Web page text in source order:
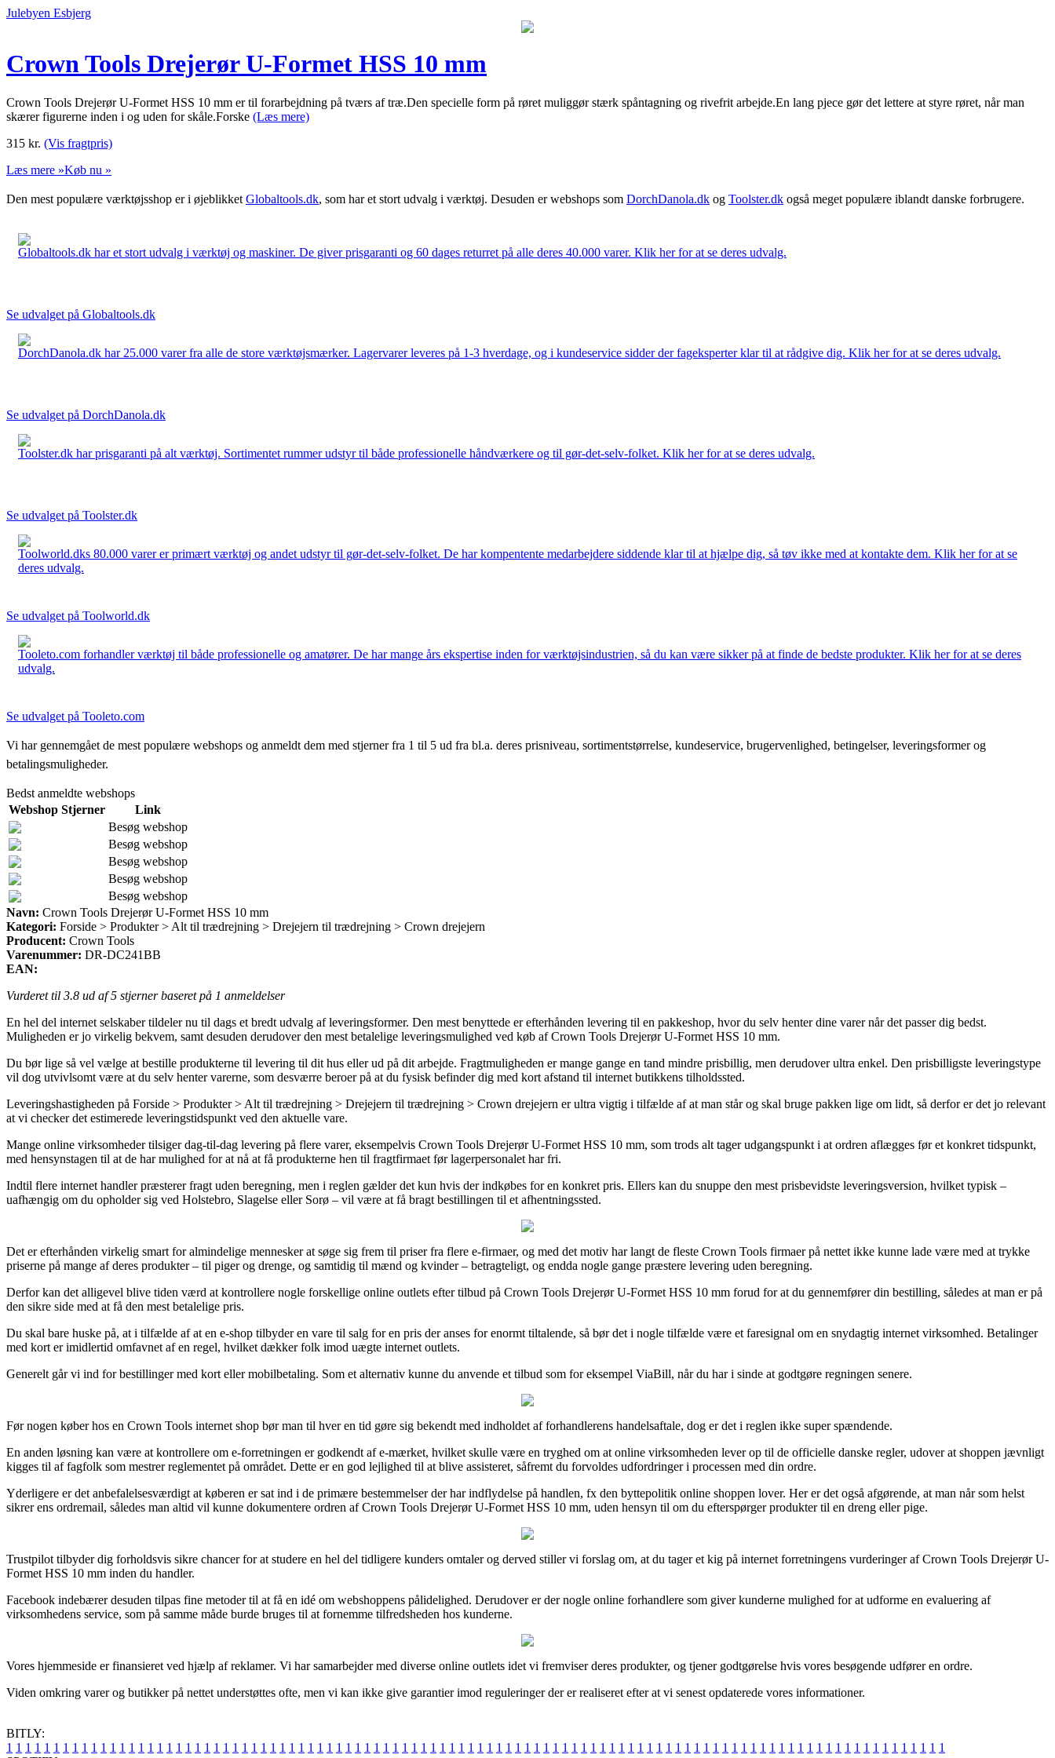
Julebyen Esbjerg
Crown Tools Drejerør U-Formet HSS 10 mm
Crown Tools Drejerør U-Formet HSS 10 mm er til forarbejdning på tværs af træ.Den specielle form på røret muliggør stærk spåntagning og rivefrit arbejde.En lang pjece gør det lettere at styre røret, når man
skærer figurerne inden i og uden for skåle.Forske (Læs mere)
315 kr. (Vis fragtpris)
Læs mere »Køb nu »
Den mest populære værktøjsshop er i øjeblikket Globaltools.dk, som har et stort udvalg i værktøj. Desuden er webshops som DorchDanola.dk og Toolster.dk også meget populære iblandt danske forbrugere.
Globaltools.dk har et stort udvalg i værktøj og maskiner. De giver prisgaranti og 60 dages returret på alle deres 40.000 varer. Klik her for at se deres udvalg.
Se udvalget på Globaltools.dk
DorchDanola.dk har 25.000 varer fra alle de store værktøjsmærker. Lagervarer leveres på 1-3 hverdage, og i kundeservice sidder der fageksperter klar til at rådgive dig. Klik her for at se deres udvalg.
Se udvalget på DorchDanola.dk
Toolster.dk har prisgaranti på alt værktøj. Sortimentet rummer udstyr til både professionelle håndværkere og til gør-det-selv-folket. Klik her for at se deres udvalg.
Se udvalget på Toolster.dk
Toolworld.dks 80.000 varer er primært værktøj og andet udstyr til gør-det-selv-folket. De har kompentente medarbejdere siddende klar til at hjælpe dig, så tøv ikke med at kontakte dem. Klik her for at se
deres udvalg.
Se udvalget på Toolworld.dk
Tooleto.com forhandler værktøj til både professionelle og amatører. De har mange års ekspertise inden for værktøjsindustrien, så du kan være sikker på at finde de bedste produkter. Klik her for at se deres
udvalg.
Se udvalget på Tooleto.com
Vi har gennemgået de mest populære webshops og anmeldt dem med stjerner fra 1 til 5 ud fra bl.a. deres prisniveau, sortimentstørrelse, kundeservice, brugervenlighed, betingelser, leveringsformer og
betalingsmuligheder.
Bedst anmeldte webshops
Webshop Stjerner
Link
Besøg webshop
Besøg webshop
Besøg webshop
Besøg webshop
Besøg webshop
Navn: Crown Tools Drejerør U-Formet HSS 10 mm
Kategori: Forside > Produkter > Alt til trædrejning > Drejejern til trædrejning > Crown drejejern
Producent: Crown Tools
Varenummer: DR-DC241BB
EAN:
Vurderet til 3.8 ud af 5 stjerner baseret på 1 anmeldelser
En hel del internet selskaber tildeler nu til dags et bredt udvalg af leveringsformer. Den mest benyttede er efterhånden levering til en pakkeshop, hvor du selv henter dine varer når det passer dig bedst.
Muligheden er jo virkelig bekvem, samt desuden derudover den mest betalelige leveringsmulighed ved køb af Crown Tools Drejerør U-Formet HSS 10 mm.
Du bør lige så vel vælge at bestille produkterne til levering til dit hus eller ud på dit arbejde. Fragtmuligheden er mange gange en tand mindre prisbillig, men derudover ultra enkel. Den prisbilligste leveringstype
vil dog utvivlsomt være at du selv henter varerne, som desværre beroer på at du fysisk befinder dig med kort afstand til internet butikkens tilholdssted.
Leveringshastigheden på Forside > Produkter > Alt til trædrejning > Drejejern til trædrejning > Crown drejejern er ultra vigtig i tilfælde af at man står og skal bruge pakken lige om lidt, så derfor er det jo relevant
at vi checker det estimerede leveringstidspunkt ved den aktuelle vare.
Mange online virksomheder tilsiger dag-til-dag levering på flere varer, eksempelvis Crown Tools Drejerør U-Formet HSS 10 mm, som trods alt tager udgangspunkt i at ordren aflægges før et konkret tidspunkt,
med hensynstagen til at de har mulighed for at nå at få produkterne hen til fragtfirmaet før lagerpersonalet har fri.
Indtil flere internet handler præsterer fragt uden beregning, men i reglen gælder det kun hvis der indkøbes for en konkret pris. Ellers kan du snuppe den mest prisbevidste leveringsversion, hvilket typisk –
uafhængig om du opholder sig ved Holstebro, Slagelse eller Sorø – vil være at få bragt bestillingen til et afhentningssted.
Det er efterhånden virkelig smart for almindelige mennesker at søge sig frem til priser fra flere e-firmaer, og med det motiv har langt de fleste Crown Tools firmaer på nettet ikke kunne lade være med at trykke
priserne på mange af deres produkter – til piger og drenge, og samtidig til mænd og kvinder – betragteligt, og endda nogle gange præstere levering uden beregning.
Derfor kan det alligevel blive tiden værd at kontrollere nogle forskellige online outlets efter tilbud på Crown Tools Drejerør U-Formet HSS 10 mm forud for at du gennemfører din bestilling, således at man er på
den sikre side med at få den mest betalelige pris.
Du skal bare huske på, at i tilfælde af at en e-shop tilbyder en vare til salg for en pris der anses for enormt tiltalende, så bør det i nogle tilfælde være et faresignal om en snydagtig internet virksomhed. Betalinger
med kort er imidlertid omfavnet af en regel, hvilket dækker folk imod uægte internet outlets.
Generelt går vi ind for bestillinger med kort eller mobilbetaling. Som et alternativ kunne du anvende et tilbud som for eksempel ViaBill, når du har i sinde at godtgøre regningen senere.
Før nogen køber hos en Crown Tools internet shop bør man til hver en tid gøre sig bekendt med indholdet af forhandlerens handelsaftale, dog er det i reglen ikke super spændende.
En anden løsning kan være at kontrollere om e-forretningen er godkendt af e-mærket, hvilket skulle være en tryghed om at online virksomheden lever op til de officielle danske regler, udover at shoppen jævnligt
kigges til af fagfolk som mestrer reglementet på området. Dette er en god lejlighed til at blive assisteret, såfremt du forvoldes udfordringer i processen med din ordre.
Yderligere er det anbefalelsesværdigt at køberen er sat ind i de primære bestemmelser der har indflydelse på handlen, fx den byttepolitik online shoppen lover. Her er det også afgørende, at man når som helst
sikrer ens ordremail, således man altid vil kunne dokumentere ordren af Crown Tools Drejerør U-Formet HSS 10 mm, uden hensyn til om du efterspørger produkter til en dreng eller pige.
Trustpilot tilbyder dig forholdsvis sikre chancer for at studere en hel del tidligere kunders omtaler og derved stiller vi forslag om, at du tager et kig på internet forretningens vurderinger af Crown Tools Drejerør U-
Formet HSS 10 mm inden du handler.
Facebook indebærer desuden tilpas fine metoder til at få en idé om webshoppens pålidelighed. Derudover er der nogle online forhandlere som giver kunderne mulighed for at udforme en evaluering af
virksomhedens service, som på samme måde burde bruges til at fornemme tilfredsheden hos kunderne.
Vores hjemmeside er finansieret ved hjælp af reklamer. Vi har samarbejder med diverse online outlets idet vi fremviser deres produkter, og tjener godtgørelse hvis vores besøgende udfører en ordre.
Viden omkring varer og butikker på nettet understøttes ofte, men vi kan ikke give garantier imod reguleringer der er realiseret efter at vi senest opdaterede vores informationer.
BITLY:
1 1 1 1 1 1 1 1 1 1 1 1 1 1 1 1 1 1 1 1 1 1 1 1 1 1 1 1 1 1 1 1 1 1 1 1 1 1 1 1 1 1 1 1 1 1 1 1 1 1 1 1 1 1 1 1 1 1 1 1 1 1 1 1 1 1 1 1 1 1 1 1 1 1 1 1 1 1 1 1 1 1 1 1 1 1 1 1 1 1 1 1 1 1 1 1 1 1 1 1